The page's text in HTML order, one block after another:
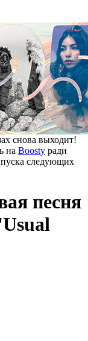
снова выходит!
на Boosty ради
следующих
песня